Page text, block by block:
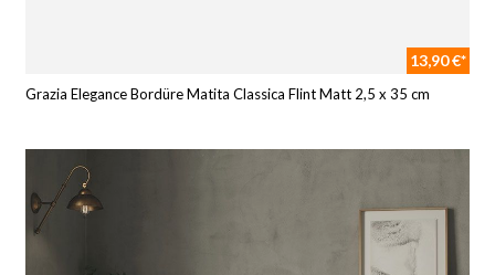
13,90 €*
Grazia Elegance Bordüre Matita Classica Flint Matt 2,5 x 35 cm